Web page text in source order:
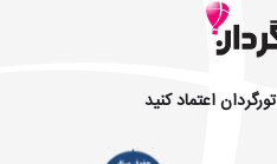
اعتماد کنید